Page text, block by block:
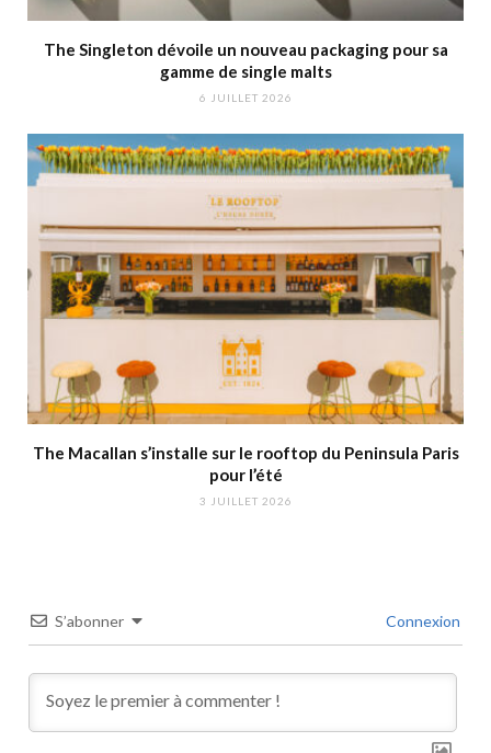
The Singleton dévoile un nouveau packaging pour sa
gamme de single malts
6 JUILLET 2026
The Macallan s’installe sur le rooftop du Peninsula Paris
pour l’été
3 JUILLET 2026
S’abonner Connexion